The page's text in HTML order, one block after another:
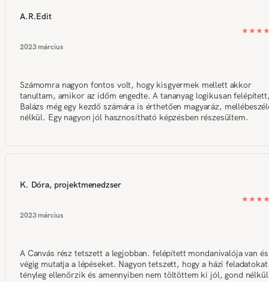
A.R.Edit
2023 március
Számomra nagyon fontos volt, hogy kisgyermek mellett akkor
tanultam, amikor az időm engedte. A tananyag logikusan
Balázs még egy kezdő számára is érthetően magyaráz,
nélkül. Egy nagyon jól hasznosítható képzésben részesültem.
K. Dóra, projektmenedzser
2023 március
A Canvás rész tetszett a legjobban. felépített mondanivalója van és
végig mutatja a lépéseket. Nagyon tetszett, hogy a házi feladatokat
tényleg ellenőrzik és amennyiben nem töltöttem ki jól, gond nélkül